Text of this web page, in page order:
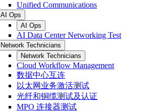
Unified Communications
AI Ops
AI Ops
AI Data Center Networking Test
Network Technicians
Network Technicians
Cloud Workflow Management
数据中心互连
以太网业务激活测试
光纤和铜缆测试及认证
MPO 连接器测试